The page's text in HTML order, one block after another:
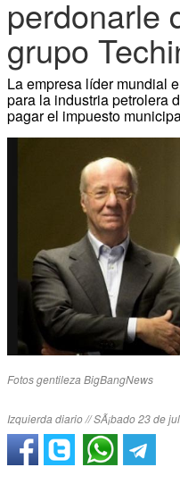
perdonarle
grupo
La empresa líder mundial
para la industria petrolera
pagar el impuesto
Fotos gentileza BigBangNews
Izquierda diario // SÃ¡bado 23 de